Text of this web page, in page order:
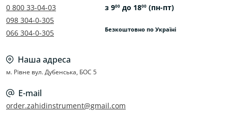
0 800 33-04-03
098 304-0-305
066 304-0-305
з 900до 1800(пн-пт)
Безкоштовно по Україні
Наша адреса
м. Рівне вул. Дубенська, БОС 5
E-mail
order.zahidinstrument@gmail.com